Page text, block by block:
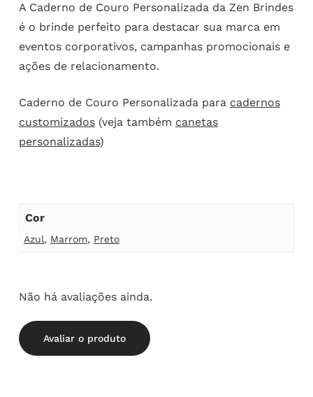
A Caderno de Couro Personalizada da Zen Brindes
é o brinde perfeito para destacar sua marca em
eventos corporativos, campanhas promocionais e
ações de relacionamento.
Caderno de Couro Personalizada para cadernos
customizados(veja também canetas
personalizadas)
Cor
Azul, Marrom, Preto
Não há avaliações ainda.
Avaliar o produto